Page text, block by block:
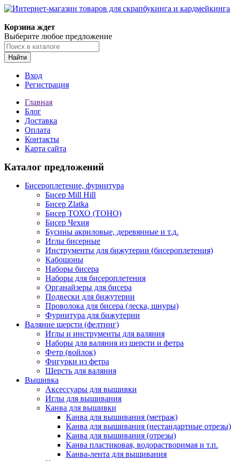
Корзина ждет
Выберите любое предложение
Найти
Вход
Регистрация
Главная
Блог
Доставка
Оплата
Контакты
Карта сайта
Каталог предложений
Бисероплетение, фурнитура
Бисер Mill Hill
Бисер Zlatka
Бисер ТОХО (TOHO)
Бисер Чехия
Бусины акриловые, деревянные и т.д.
Иглы бисерные
Инструменты для бижутерии (бисероплетения)
Кабошоны
Наборы бисера
Наборы для бисероплетения
Органайзеры для бисера
Подвески для бижутерии
Проволока для бисера (леска, шнуры)
Фурнитура для бижутерии
Валяние шерсти (фелтинг)
Иглы и инструменты для валяния
Наборы для валяния из шерсти и фетра
Фетр (войлок)
Фигурки из фетра
Шерсть для валяния
Вышивка
Аксессуары для вышивки
Иглы для вышивания
Канва для вышивки
Канва для вышивания (метраж)
Канва для вышивания (нестандартные отрезы)
Канва для вышивания (отрезы)
Канва пластиковая, водорастворимая и т.п.
Канва-лента для вышивания